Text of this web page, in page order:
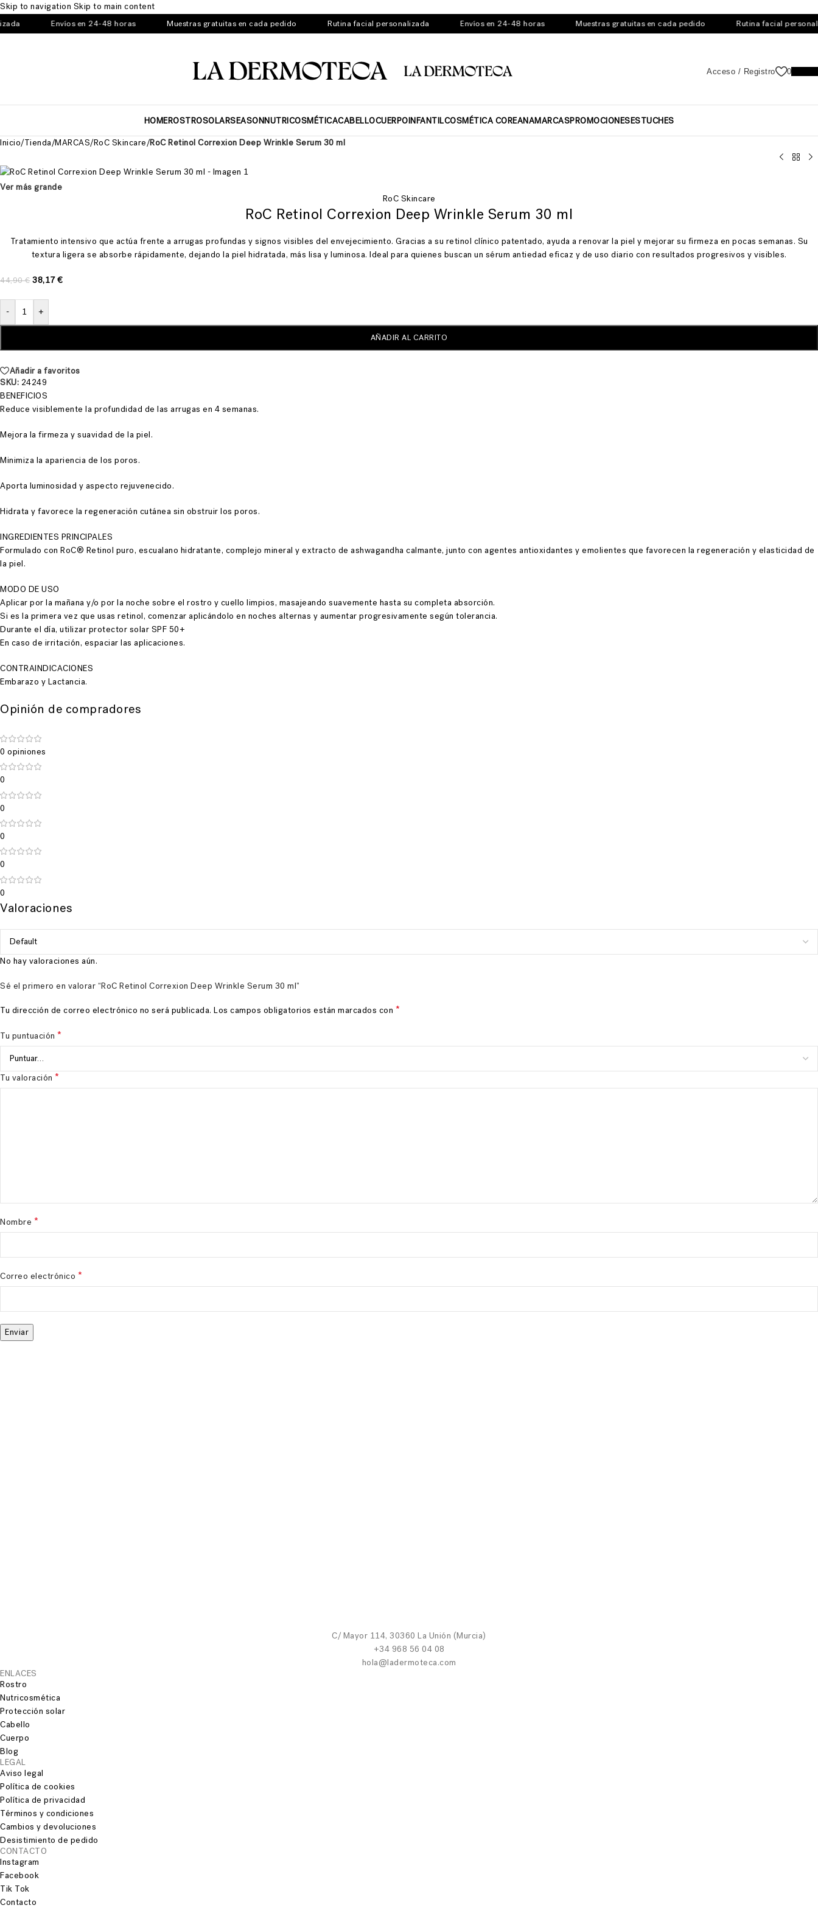
Skip to navigation Skip to main content
Envíos en 24-48 horas Muestras gratuitas en cada pedido Rutina facial personalizada Envíos en 24-48 horas Muestras gratuitas en cada pedido Rutina facial personalizada
Acceso / Registro 0
HOMEROSTROSOLARSEASONNUTRICOSMÉTICACABELLOCUERPOINFANTILCOSMÉTICA COREANAMARCASPROMOCIONESESTUCHES
Inicio/Tienda/MARCAS/RoC Skincare/RoC Retinol Correxion Deep Wrinkle Serum 30 ml
Ver más grande
RoC Skincare
RoC Retinol Correxion Deep Wrinkle Serum 30 ml
Tratamiento intensivo que actúa frente a arrugas profundas y signos visibles del envejecimiento. Gracias a su retinol clínico patentado, ayuda a renovar la piel y mejorar su firmeza en pocas semanas. Su
textura ligera se absorbe rápidamente, dejando la piel hidratada, más lisa y luminosa. Ideal para quienes buscan un sérum antiedad eficaz y de uso diario con resultados progresivos y visibles.
44,90€ 38,17€
- +
AÑADIR AL CARRITO
Añadir a favoritos
SKU: 24249
BENEFICIOS
Reduce visiblemente la profundidad de las arrugas en 4 semanas.
Mejora la firmeza y suavidad de la piel.
Minimiza la apariencia de los poros.
Aporta luminosidad y aspecto rejuvenecido.
Hidrata y favorece la regeneración cutánea sin obstruir los poros.
INGREDIENTES PRINCIPALES
Formulado con RoC® Retinol puro, escualano hidratante, complejo mineral y extracto de ashwagandha calmante, junto con agentes antioxidantes y emolientes que favorecen la regeneración y elasticidad de
la piel.
MODO DE USO
Aplicar por la mañana y/o por la noche sobre el rostro y cuello limpios, masajeando suavemente hasta su completa absorción.
Si es la primera vez que usas retinol, comenzar aplicándolo en noches alternas y aumentar progresivamente según tolerancia.
Durante el día, utilizar protector solar SPF 50+
En caso de irritación, espaciar las aplicaciones.
CONTRAINDICACIONES
Embarazo y Lactancia.
Opinión de compradores
0 opiniones
0
0
0
0
0
Valoraciones
No hay valoraciones aún.
Sé el primero en valorar “RoC Retinol Correxion Deep Wrinkle Serum 30 ml”
Tu dirección de correo electrónico no será publicada. Los campos obligatorios están marcados con *
Tu puntuación *
Tu valoración *
Nombre *
Correo electrónico *
C/ Mayor 114, 30360 La Unión (Murcia)
+34 968 56 04 08
hola@ladermoteca.com
ENLACES
Rostro
Nutricosmética
Protección solar
Cabello
Cuerpo
Blog
LEGAL
Aviso legal
Política de cookies
Política de privacidad
Términos y condiciones
Cambios y devoluciones
Desistimiento de pedido
CONTACTO
Instagram
Facebook
Tik Tok
Contacto